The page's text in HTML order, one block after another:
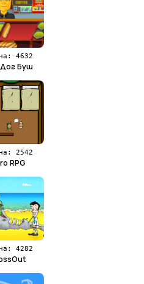
4632
Буш
2542
RPG
4282